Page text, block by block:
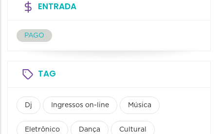
ENTRADA
PAGO
TAG
Dj Ingressos on-line Música
Eletrônico Dança Cultural